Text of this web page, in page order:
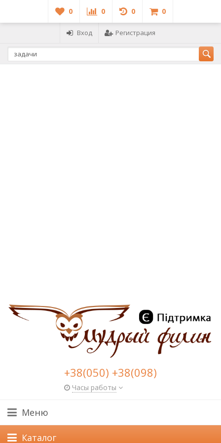
0 0 0 0
Вход Регистрация
+38(050) +38(098)
Часы работы
Меню
Каталог